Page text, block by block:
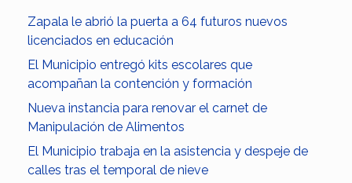
Zapala le abrió la puerta a 64 futuros nuevos
licenciados en educación
El Municipio entregó kits escolares que
acompañan la contención y formación
Nueva instancia para renovar el carnet de
Manipulación de Alimentos
El Municipio trabaja en la asistencia y despeje de
calles tras el temporal de nieve